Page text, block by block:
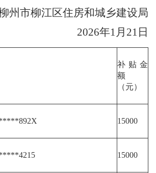
州市柳江区住房和城乡建设局
2026年1月 21 日
补贴金
额
（元）
15000
15000